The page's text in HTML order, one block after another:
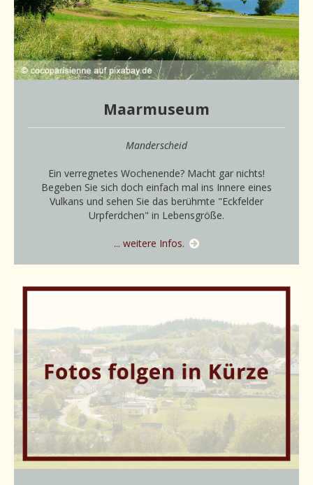
Maarmuseum
Manderscheid
Ein verregnetes Wochenende? Macht gar nichts!
Begeben Sie sich doch einfach mal ins Innere eines
Vulkans und sehen Sie das berühmte "Eckfelder
Urpferdchen" in Lebensgröße.
... weitere Infos.